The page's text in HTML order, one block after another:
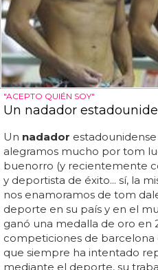
"ACEPTO QUIÉN SOY"
Un nadador
Un nadador
alegramos mucho por tom
buenorro (y recientemente
y deportista de éxito... sí, la
nos enamoramos de tom
deporte en su país y en el
ganó una medalla de oro en
competiciones de barcelona
que siempre ha intentado
mediante el deporte, su